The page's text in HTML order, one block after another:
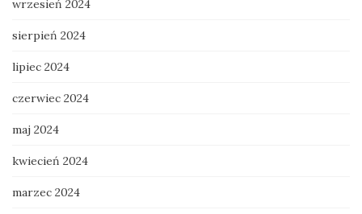
wrzesień 2024
sierpień 2024
lipiec 2024
czerwiec 2024
maj 2024
kwiecień 2024
marzec 2024